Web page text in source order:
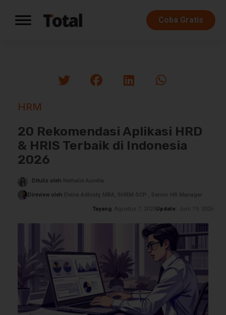
Coba Gratis
HRM
20 Rekomendasi Aplikasi HRD
& HRIS Terbaik di Indonesia
2026
Ditulis oleh Nathalie Aurelia
Direview oleh Elvina Adhisty, MBA, SHRM-SCP , Senior HR Manager
Tayang : Agustus 7, 2025Update : Juni 19, 2026